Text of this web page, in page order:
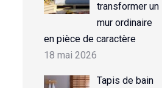
transformer un
mur ordinaire
en pièce de caractère
18 mai 2026
Tapis de bain